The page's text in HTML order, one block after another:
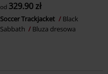
od 329.90 zł
Soccer Trackjacket
Black
Sabbath
Bluza dresowa